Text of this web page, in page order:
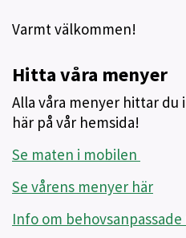
Varmt välkommen!
Hitta våra menyer
Alla våra menyer hittar du
här på vår hemsida!
Se maten i mobilen
Se vårens menyer här
Info om